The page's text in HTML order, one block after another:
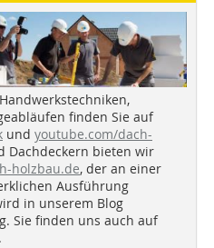
finden Sie auf
und youtube.com/dach-
Dachdeckern bieten wir
holzbau.de, der an einer
Ausführung
in unserem Blog
Sie finden uns auch auf
.